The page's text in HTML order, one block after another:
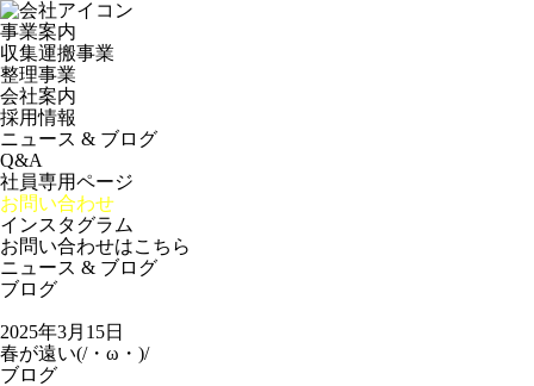
事業案内
収集運搬事業
整理事業
会社案内
採用情報
ニュース & ブログ
Q&A
社員専用ページ
お問い合わせ
インスタグラム
お問い合わせはこちら
ニュース & ブログ
ブログ
2025年3月15日
春が遠い(/・ω・)/
ブログ